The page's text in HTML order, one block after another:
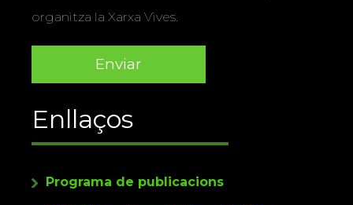
organitza la Xarxa Vives.
Enllaços
Programa de publicacions